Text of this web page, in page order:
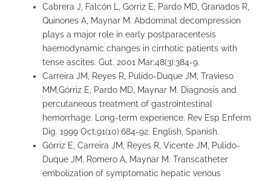
Cabrera J, Falcón L, Gorriz E, Pardo MD, Granados R,
Quinones A, Maynar M. Abdominal decompression
plays a major role in early postparacentesis
haemodynamic changes in cirrhotic patients with
tense ascites. Gut. 2001 Mar;48(3):384-9.
Carreira JM, Reyes R, Pulido-Duque JM, Travieso
MM,Górriz E, Pardo MD, Maynar M. Diagnosis and
percutaneous treatment of gastrointestinal
hemorrhage. Long-term experience. Rev Esp Enferm
Dig. 1999 Oct;91(10):684-92. English, Spanish.
Górriz E, Carreira JM, Reyes R, Vicente JM, Pulido-
Duque JM, Romero A, Maynar M. Transcatheter
embolization of symptomatic hepatic venous